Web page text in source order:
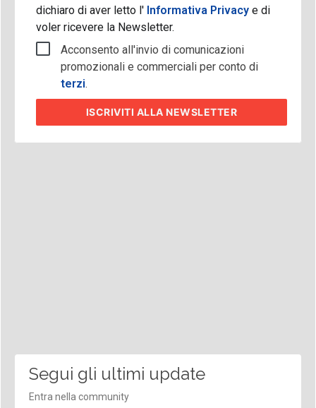
dichiaro di aver letto l'Informativa Privacy e di
voler ricevere la Newsletter.
Acconsento all'invio di comunicazioni
promozionali e commerciali per conto di
terzi.
ISCRIVITI ALLA NEWSLETTER
Segui gli ultimi update
Entra nella community